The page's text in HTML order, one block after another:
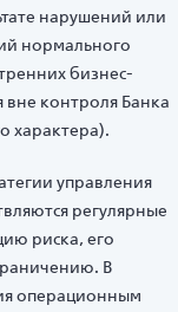
нарушений или
нормального
бизнес-
вне контроля Банка
характера).
управления
регулярные
риска, его
В
операционным